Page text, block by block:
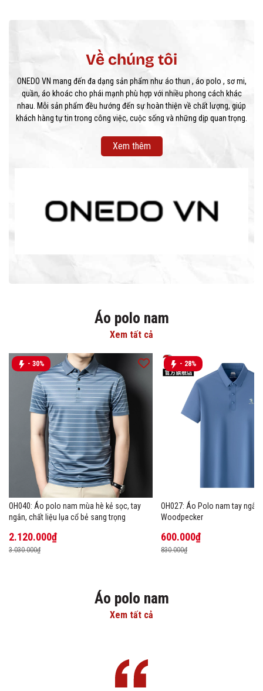
Về chúng tôi
ONEDO VN mang đến đa dạng sản phẩm như áo thun , áo polo , sơ mi,
quần, áo khoác cho phái mạnh phù hợp với nhiều phong cách khác
nhau. Mỗi sản phẩm đều hướng đến sự hoàn thiện về chất lượng, giúp
khách hàng tự tin trong công việc, cuộc sống và những dịp quan trọng.
Xem thêm
Áo polo nam
Xem tất cả
- 30%
OH040: Áo polo nam mùa hè kẻ sọc, tay
ngắn, chất liệu lụa cổ bẻ sang trọng
2.120.000₫
3.030.000₫
- 28%
OH027: Áo Polo nam tay ngắn
Woodpecker
600.000₫
830.000₫
Áo polo nam
Xem tất cả